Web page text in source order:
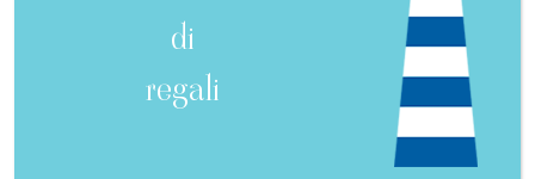
di
regali